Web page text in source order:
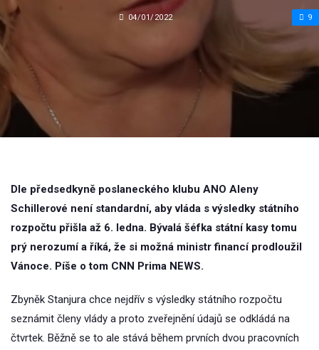
04/01/2022 9
Dle předsedkyně poslaneckého klubu ANO Aleny
Schillerové není standardní, aby vláda s výsledky státního
rozpočtu přišla až 6. ledna. Bývalá šéfka státní kasy tomu
prý nerozumí a říká, že si možná ministr financí prodloužil
Vánoce. Píše o tom CNN Prima NEWS.
Zbyněk Stanjura chce nejdřív s výsledky státního rozpočtu
seznámit členy vlády a proto zveřejnění údajů se odkládá na
čtvrtek. Běžně se to ale stává během prvních dvou pracovních